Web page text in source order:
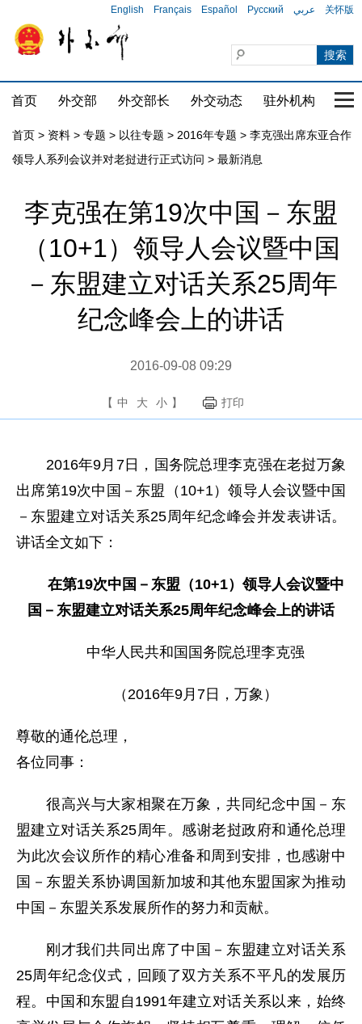
English Français Español Русский عربي 关怀版
首页 外交部 外交部长 外交动态 驻外机构 国
首页 > 资料 > 专题 > 以往专题 > 2016年专题 > 李克强出席东亚合作
领导人系列会议并对老挝进行正式访问 > 最新消息
李克强在第19次中国－东盟
（10+1）领导人会议暨中国
－东盟建立对话关系25周年
纪念峰会上的讲话
2016-09-08 09:29
【 中 大 小 】 打印
2016年9月7日，国务院总理李克强在老挝万象
出席第19次中国－东盟（10+1）领导人会议暨中国
－东盟建立对话关系25周年纪念峰会并发表讲话。
讲话全文如下：
在第19次中国－东盟（10+1）领导人会议暨中
国－东盟建立对话关系25周年纪念峰会上的讲话
中华人民共和国国务院总理李克强
（2016年9月7日，万象）
尊敬的通伦总理，
各位同事：
很高兴与大家相聚在万象，共同纪念中国－东
盟建立对话关系25周年。感谢老挝政府和通伦总理
为此次会议所作的精心准备和周到安排，也感谢中
国－东盟关系协调国新加坡和其他东盟国家为推动
中国－东盟关系发展所作的努力和贡献。
刚才我们共同出席了中国－东盟建立对话关系
25周年纪念仪式，回顾了双方关系不平凡的发展历
程。中国和东盟自1991年建立对话关系以来，始终